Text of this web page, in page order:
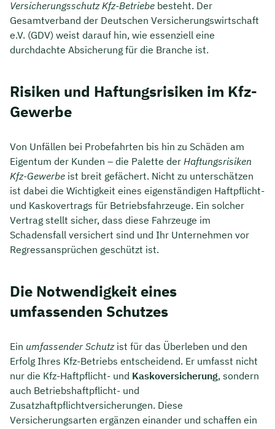
Versicherungsschutz Kfz-Betriebe besteht. Der
Gesamtverband der Deutschen Versicherungswirtschaft
e.V. (GDV) weist darauf hin, wie essenziell eine
durchdachte Absicherung für die Branche ist.
Risiken und Haftungsrisiken im Kfz-
Gewerbe
Von Unfällen bei Probefahrten bis hin zu Schäden am
Eigentum der Kunden – die Palette der Haftungsrisiken
Kfz-Gewerbe ist breit gefächert. Nicht zu unterschätzen
ist dabei die Wichtigkeit eines eigenständigen Haftpflicht-
und Kaskovertrags für Betriebsfahrzeuge. Ein solcher
Vertrag stellt sicher, dass diese Fahrzeuge im
Schadensfall versichert sind und Ihr Unternehmen vor
Regressansprüchen geschützt ist.
Die Notwendigkeit eines
umfassenden Schutzes
Ein umfassender Schutzist für das Überleben und den
Erfolg Ihres Kfz-Betriebs entscheidend. Er umfasst nicht
nur die Kfz-Haftpflicht- und Kaskoversicherung, sondern
auch Betriebshaftpflicht- und
Zusatzhaftpflichtversicherungen. Diese
Versicherungsarten ergänzen einander und schaffen ein